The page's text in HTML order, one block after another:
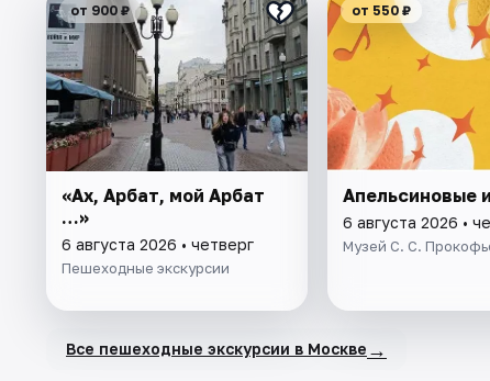
от 900 ₽
«Ах, Арбат, мой Арбат
…»
6 августа 2026 • четверг
Пешеходные экскурсии
от 550 ₽
Апельсиновые
6 августа 2026 •
Музей С. С.
Все пешеходные экскурсии в Москве →